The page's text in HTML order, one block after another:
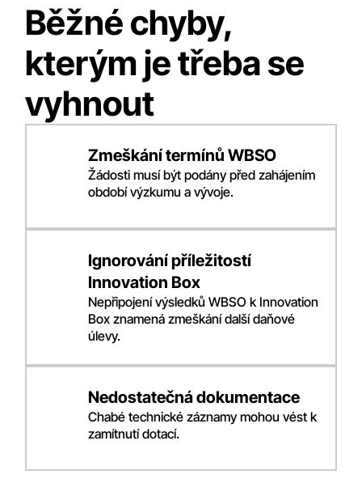
Běžné chyby,
kterým je třeba se
vyhnout
Zmeškání termínů WBSO
Žádosti musí být podány před zahájením
období výzkumu a vývoje.
Ignorování příležitostí
Innovation Box
Nepřipojení výsledků WBSO k Innovation
Box znamená zmeškání další daňové
úlevy.
Nedostatečná dokumentace
Chabé technické záznamy mohou vést k
zamítnutí dotací.